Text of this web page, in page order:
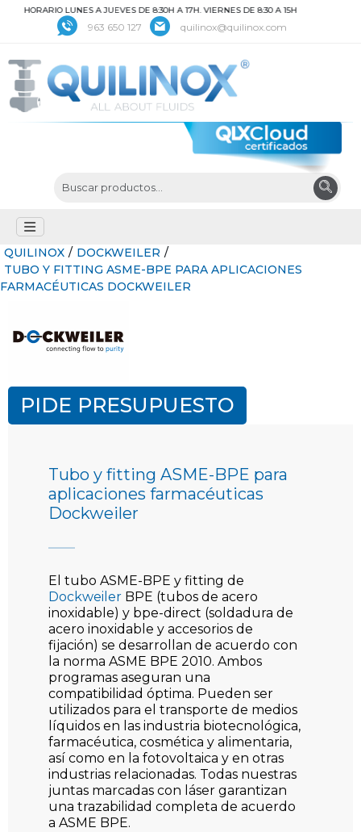
HORARIO LUNES A JUEVES DE 8:30H A 17H. VIERNES DE 8:30 A 15H
963 650 127 quilinox@quilinox.com
QUILINOX / DOCKWEILER /
TUBO Y FITTING ASME-BPE PARA APLICACIONES
FARMACÉUTICAS DOCKWEILER
PIDE PRESUPUESTO
Tubo y fitting ASME-BPE para
aplicaciones farmacéuticas
Dockweiler
El tubo ASME-BPE y fitting de
DockweilerBPE (tubos de acero
inoxidable) y bpe-direct (soldadura de
acero inoxidable y accesorios de
fijación) se desarrollan de acuerdo con
la norma ASME BPE 2010. Ambos
programas aseguran una
compatibilidad óptima. Pueden ser
utilizados para el transporte de medios
líquidos en las industria biotecnológica,
farmacéutica, cosmética y alimentaria,
así como en la fotovoltaica y en otras
industrias relacionadas. Todas nuestras
juntas marcadas con láser garantizan
una trazabilidad completa de acuerdo
a ASME BPE.